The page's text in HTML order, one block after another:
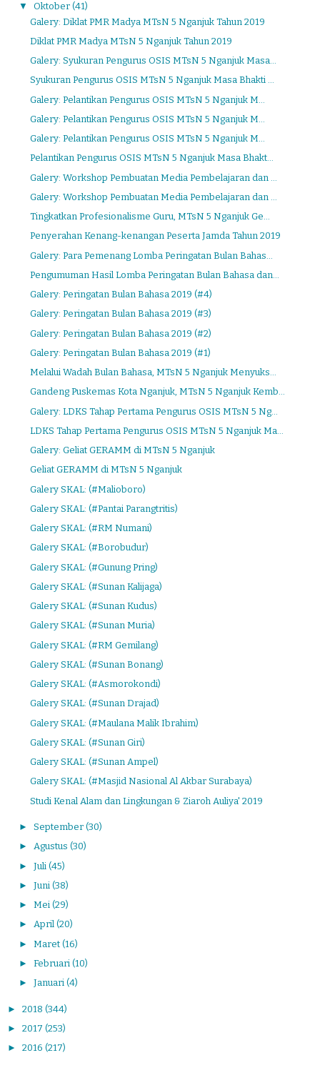
▼ Oktober (41)
Galery: Diklat PMR Madya MTsN 5 Nganjuk Tahun 2019
Diklat PMR Madya MTsN 5 Nganjuk Tahun 2019
Galery: Syukuran Pengurus OSIS MTsN 5 Nganjuk Masa...
Syukuran Pengurus OSIS MTsN 5 Nganjuk Masa Bhakti ...
Galery: Pelantikan Pengurus OSIS MTsN 5 Nganjuk M...
Galery: Pelantikan Pengurus OSIS MTsN 5 Nganjuk M...
Galery: Pelantikan Pengurus OSIS MTsN 5 Nganjuk M...
Pelantikan Pengurus OSIS MTsN 5 Nganjuk Masa Bhakt...
Galery: Workshop Pembuatan Media Pembelajaran dan ...
Galery: Workshop Pembuatan Media Pembelajaran dan ...
Tingkatkan Profesionalisme Guru, MTsN 5 Nganjuk Ge...
Penyerahan Kenang-kenangan Peserta Jamda Tahun 2019
Galery: Para Pemenang Lomba Peringatan Bulan Bahas...
Pengumuman Hasil Lomba Peringatan Bulan Bahasa dan...
Galery: Peringatan Bulan Bahasa 2019 (#4)
Galery: Peringatan Bulan Bahasa 2019 (#3)
Galery: Peringatan Bulan Bahasa 2019 (#2)
Galery: Peringatan Bulan Bahasa 2019 (#1)
Melalui Wadah Bulan Bahasa, MTsN 5 Nganjuk Menyuks...
Gandeng Puskemas Kota Nganjuk, MTsN 5 Nganjuk Kemb...
Galery: LDKS Tahap Pertama Pengurus OSIS MTsN 5 Ng...
LDKS Tahap Pertama Pengurus OSIS MTsN 5 Nganjuk Ma...
Galery: Geliat GERAMM di MTsN 5 Nganjuk
Geliat GERAMM di MTsN 5 Nganjuk
Galery SKAL: (#Malioboro)
Galery SKAL: (#Pantai Parangtritis)
Galery SKAL: (#RM Numani)
Galery SKAL: (#Borobudur)
Galery SKAL: (#Gunung Pring)
Galery SKAL: (#Sunan Kalijaga)
Galery SKAL: (#Sunan Kudus)
Galery SKAL: (#Sunan Muria)
Galery SKAL: (#RM Gemilang)
Galery SKAL: (#Sunan Bonang)
Galery SKAL: (#Asmorokondi)
Galery SKAL: (#Sunan Drajad)
Galery SKAL: (#Maulana Malik Ibrahim)
Galery SKAL: (#Sunan Giri)
Galery SKAL: (#Sunan Ampel)
Galery SKAL: (#Masjid Nasional Al Akbar Surabaya)
Studi Kenal Alam dan Lingkungan & Ziaroh Auliya' 2019
► September (30)
► Agustus (30)
► Juli (45)
► Juni (38)
► Mei (29)
► April (20)
► Maret (16)
► Februari (10)
► Januari (4)
► 2018 (344)
► 2017 (253)
► 2016 (217)